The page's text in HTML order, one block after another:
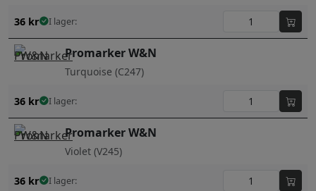
36 kr I lager:
Promarker W&N
Turquoise (C247)
36 kr I lager:
Promarker W&N
Violet (V245)
36 kr I lager: